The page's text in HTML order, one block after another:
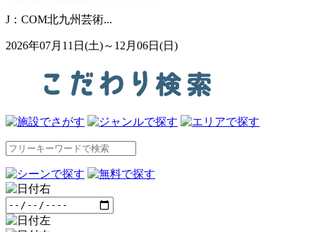
J：COM北九州芸術...
2026年07月11日(土)～12月06日(日)